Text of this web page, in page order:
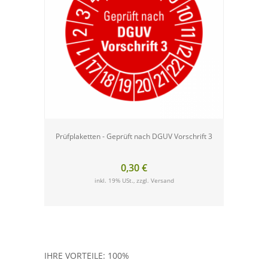
Prüfplaketten - Geprüft nach DGUV Vorschrift 3
0,30 €
inkl. 19% USt., zzgl. Versand
IHRE VORTEILE: 100%